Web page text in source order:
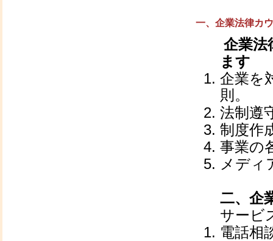
一、企業法律カ
企業法
ます
企業を
則。
法制遵
制度作
事業の
メディ
二、企
サービ
電話相